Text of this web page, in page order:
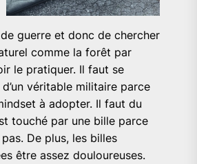
guerre et donc de chercher
comme la forêt par
le pratiquer. Il faut se
véritable militaire parce
à adopter. Il faut du
touché par une bille parce
De plus, les billes
être assez douloureuses.